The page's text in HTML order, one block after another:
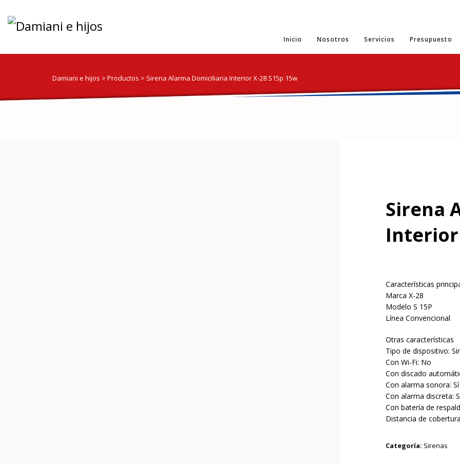
Inicio Nosotros Servicios Presupuesto
Damiani e hijos > Productos > Sirena Alarma Domiciliaria Interior X-28 S15p 15w
Sirena
Interior
Características
Marca X-28
Modelo S 15P
Línea Convencional
Otras características
Tipo de dispositivo:
Con Wi-Fi: No
Con discado
Con alarma sonora: Sí
Con alarma discreta:
Con batería de
Distancia de
Categoría: Sirenas